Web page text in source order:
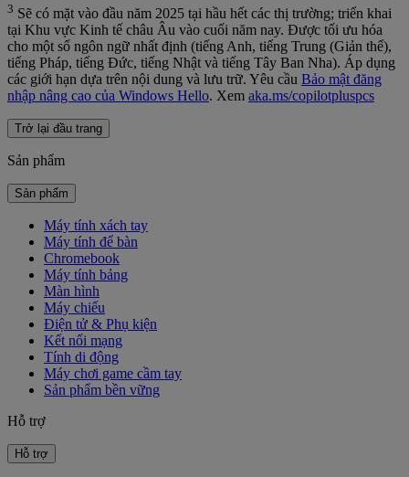
3 Sẽ có mặt vào đầu năm 2025 tại hầu hết các thị trường; triển khai
tại Khu vực Kinh tế châu Âu vào cuối năm nay. Được tối ưu hóa
cho một số ngôn ngữ nhất định (tiếng Anh, tiếng Trung (Giản thể),
tiếng Pháp, tiếng Đức, tiếng Nhật và tiếng Tây Ban Nha). Áp dụng
các giới hạn dựa trên nội dung và lưu trữ. Yêu cầu Bảo mật đăng
nhập nâng cao của Windows Hello. Xem aka.ms/copilotpluspcs
Trở lại đầu trang
Sản phẩm
Sản phẩm
Máy tính xách tay
Máy tính để bàn
Chromebook
Máy tính bảng
Màn hình
Máy chiếu
Điện tử & Phụ kiện
Kết nối mạng
Tính di động
Máy chơi game cầm tay
Sản phẩm bền vững
Hỗ trợ
Hỗ trợ